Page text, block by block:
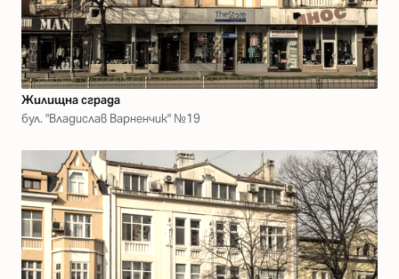
Жилищна сграда
бул. "Владислав Варненчик" №19